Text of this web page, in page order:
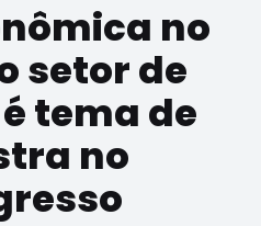
no
setor de
tema de
no